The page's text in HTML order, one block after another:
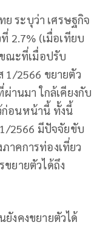
ระบุว่า เศรษฐกิจ
2.7% (เมื่อเทียบ
ณะที่เมื่อปรับ
1/2566 ขยายตัว
ผ่านมา ใกล้เคียงกับ
ก่อนหน้านี้ ทั้งนี้
1/2566 มีปัจจัยขับ
าคการท่องเที่ยว
ยายตัวได้ถึง
งคงขยายตัวได้